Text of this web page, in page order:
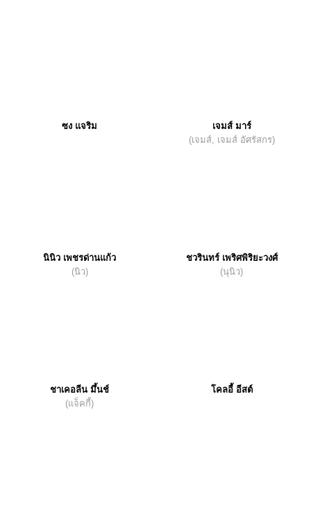
ซง แจริม
เจมส์ มาร์
(เจมส์, เจมส์ อัศรัสกร)
นินิว เพชรด่านแก้ว
(นิว)
ชวรินทร์ เพริศพิริยะวงศ์
(นุนิว)
ชาเคอลีน มึ้นช์
(แจ็คกี้)
โคลอี้ อีสต์